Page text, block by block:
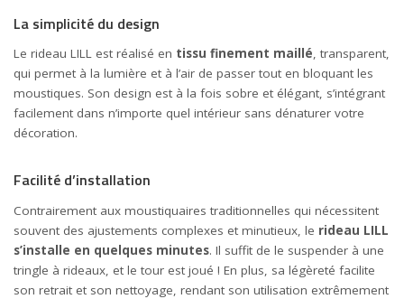
La simplicité du design
Le rideau LILL est réalisé en tissu finement maillé, transparent,
qui permet à la lumière et à l’air de passer tout en bloquant les
moustiques. Son design est à la fois sobre et élégant, s’intégrant
facilement dans n’importe quel intérieur sans dénaturer votre
décoration.
Facilité d’installation
Contrairement aux moustiquaires traditionnelles qui nécessitent
souvent des ajustements complexes et minutieux, le rideau LILL
s’installe en quelques minutes. Il suffit de le suspender à une
tringle à rideaux, et le tour est joué ! En plus, sa légèreté facilite
son retrait et son nettoyage, rendant son utilisation extrêmement